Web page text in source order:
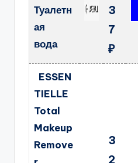
Туалетн
ая
вода
3
7
₽
ESSEN
TIELLE
Total
Makeup
Remove
3
2